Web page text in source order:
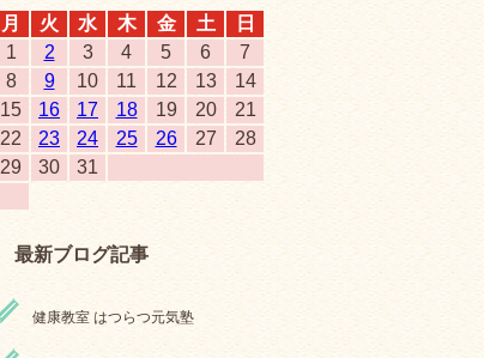
月
火 水 木 金 土
日
1
2 3 4 5 6
7
8
9 10 11 12 13
14
15
16 17 18 19 20
21
22
23 24 25 26 27
28
29
30 31
最新ブログ記事
健康教室 はつらつ元気塾